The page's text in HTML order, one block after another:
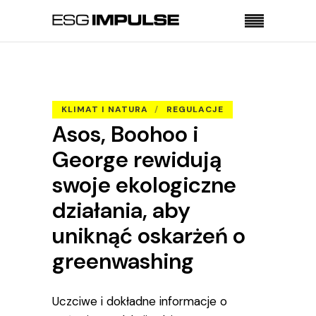
greenwashing
KLIMAT I NATURA REGULACJE
Asos, Boohoo i
George rewidują
swoje ekologiczne
działania, aby
uniknąć oskarżeń o
greenwashing
Uczciwe i dokładne informacje o